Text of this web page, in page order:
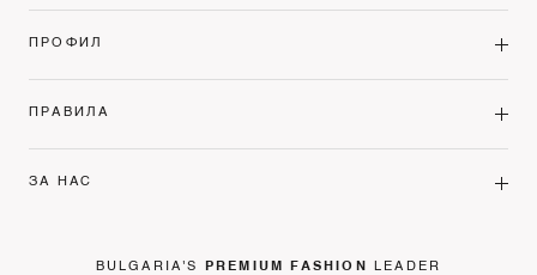
ПРОФИЛ
ПРАВИЛА
ЗА НАС
BULGARIA'S PREMIUM FASHION LEADER